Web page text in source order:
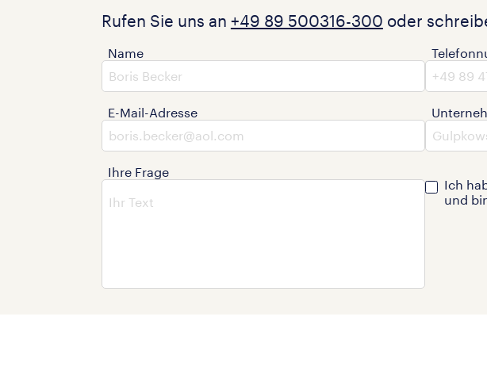
Rufen Sie uns an +49 89 500316-300 oder
Name
E-Mail-Adresse
Ihre Frage
Ich
und